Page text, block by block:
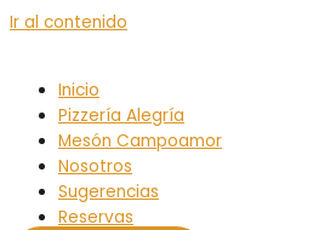
Ir al contenido
Inicio
Pizzería Alegría
Mesón Campoamor
Nosotros
Sugerencias
Reservas